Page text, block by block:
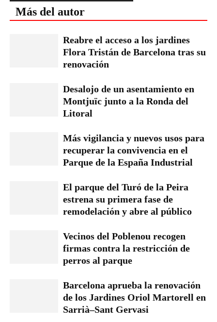
Más del autor
Reabre el acceso a los jardines
Flora Tristán de Barcelona tras su
renovación
Desalojo de un asentamiento en
Montjuïc junto a la Ronda del
Litoral
Más vigilancia y nuevos usos para
recuperar la convivencia en el
Parque de la España Industrial
El parque del Turó de la Peira
estrena su primera fase de
remodelación y abre al público
Vecinos del Poblenou recogen
firmas contra la restricción de
perros al parque
Barcelona aprueba la renovación
de los Jardines Oriol Martorell en
Sarrià–Sant Gervasi